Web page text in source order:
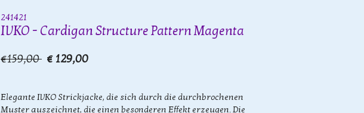
241421
IVKO - Cardigan Structure Pattern Magenta
€159,00 € 129,00
Elegante IVKO Strickjacke, die sich durch die durchbrochenen
Muster auszeichnet, die einen besonderen Effekt erzeugen. Die